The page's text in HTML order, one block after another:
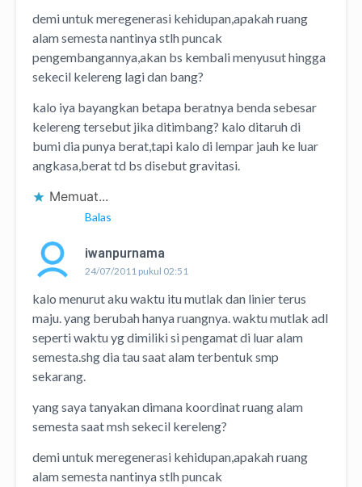
demi untuk meregenerasi kehidupan,apakah ruang
alam semesta nantinya stlh puncak
pengembangannya,akan bs kembali menyusut hingga
sekecil kelereng lagi dan bang?
kalo iya bayangkan betapa beratnya benda sebesar
kelereng tersebut jika ditimbang? kalo ditaruh di
bumi dia punya berat,tapi kalo di lempar jauh ke luar
angkasa,berat td bs disebut gravitasi.
Memuat...
Balas
iwanpurnama
24/07/2011 pukul 02:51
kalo menurut aku waktu itu mutlak dan linier terus
maju. yang berubah hanya ruangnya. waktu mutlak adl
seperti waktu yg dimiliki si pengamat di luar alam
semesta.shg dia tau saat alam terbentuk smp
sekarang.
yang saya tanyakan dimana koordinat ruang alam
semesta saat msh sekecil kereleng?
demi untuk meregenerasi kehidupan,apakah ruang
alam semesta nantinya stlh puncak